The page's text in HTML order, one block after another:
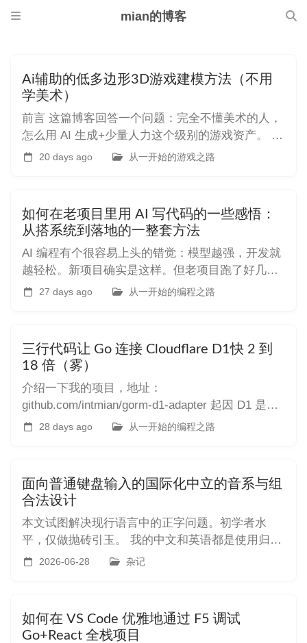
mian的博客
Ai辅助的低多边形3D游戏建模方法（不用
学美术）
前言 这篇博客回答一个问题：完全不懂美术的人，
怎么用 AI 生成+少量人力这个级别的游戏资产。 最
近突然想重启做游戏，但遇到一个老问题，万事开
(但是modern c++|ue学的很爽…… 我是游戏后端出
身，程
20 days ago 从一开始的游戏之路
如何在老项目里用 AI 写代码的一些感悟：
从搭系统到落地的一整套方法
AI 编程有个很容易上头的错觉：模型越强，开发就
越轻松。新项目确实是这样。但老项目跑了好几年
之后，真正难的从来不是写代码，而是搞清楚"这段
项目（React + Vite 前端，Go + Gi
27 days ago 从一开始的编程之路
三行代码让 Go 连接 Cloudflare D1快 2 到
18 倍（雾）
介绍一下我的项目，地址：
github.com/intmian/gorm-d1-adapter 起因 D1 是
Cloudflare 的 serverless 关系数据库。对于我这种
用不完。最开始 plat
28 days ago 从一开始的编程之路
面向普通键盘输入的国际化中立的音系与组
合法设计
本文试图解决现行语言中的正字问题。初学者水
平，仅做抛砖引玉。 我的中文和英语都是使用归纳
式学习方法进行学习的。而大学后学习的其他语言
多的宽音位和复杂的音调设计。后者对外来学习者
造成了绝对的门槛姑且不提，前者也对
2026-06-28 杂记
如何在 VS Code 优雅地通过 F5 调试
Go+React 全栈项目